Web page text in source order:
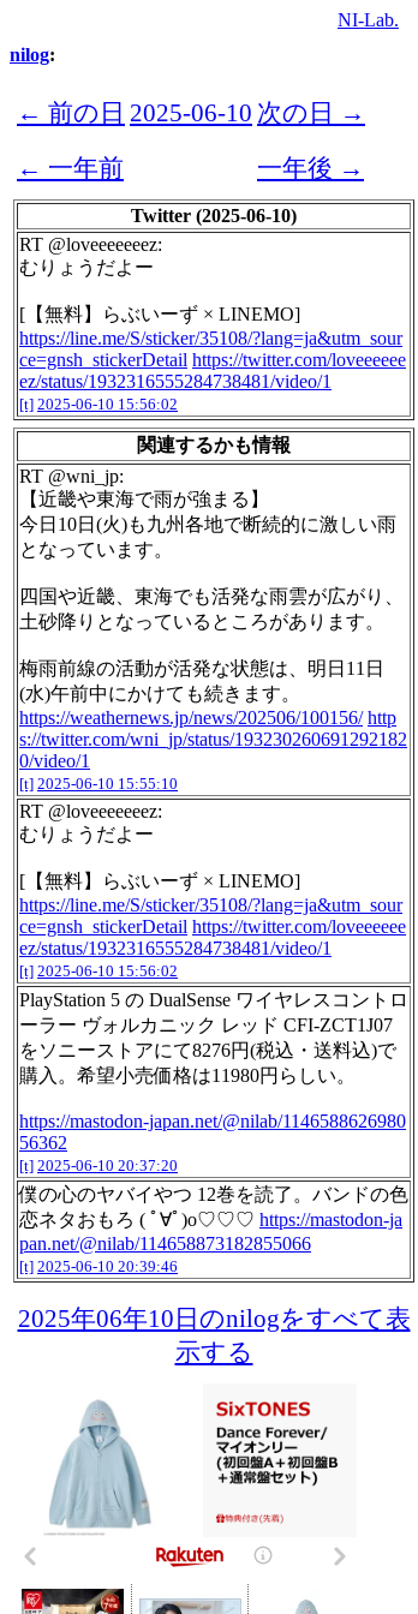
NI-Lab.
nilog:
← 前の日 2025-06-10 次の日 →
← 一年前
一年後 →
Twitter (2025-06-10)
RT @loveeeeeeez:
むりょうだよー
[【無料】らぶいーず × LINEMO]
https://line.me/S/sticker/35108/?lang=ja&utm_sour
ce=gnsh_stickerDetail https://twitter.com/loveeeeee
ez/status/1932316555284738481/video/1
[t] 2025-06-10 15:56:02
関連するかも情報
RT @wni_jp:
【近畿や東海で雨が強まる】
今日10日(火)も九州各地で断続的に激しい雨
となっています。
四国や近畿、東海でも活発な雨雲が広がり、
土砂降りとなっているところがあります。
梅雨前線の活動が活発な状態は、明日11日
(水)午前中にかけても続きます。
https://weathernews.jp/news/202506/100156/ http
s://twitter.com/wni_jp/status/193230260691292182
0/video/1
[t] 2025-06-10 15:55:10
RT @loveeeeeeez:
むりょうだよー
[【無料】らぶいーず × LINEMO]
https://line.me/S/sticker/35108/?lang=ja&utm_sour
ce=gnsh_stickerDetail https://twitter.com/loveeeeee
ez/status/1932316555284738481/video/1
[t] 2025-06-10 15:56:02
PlayStation 5 の DualSense ワイヤレスコントロ
ーラー ヴォルカニック レッド CFI-ZCT1J07
をソニーストアにて8276円(税込・送料込)で
購入。希望小売価格は11980円らしい。
https://mastodon-japan.net/@nilab/1146588626980
56362
[t] 2025-06-10 20:37:20
僕の心のヤバイやつ 12巻を読了。バンドの色
恋ネタおもろ ( ﾟ∀ﾟ)o♡♡♡ https://mastodon-ja
pan.net/@nilab/114658873182855066
[t] 2025-06-10 20:39:46
2025年06年10日のnilogをすべて表
示する